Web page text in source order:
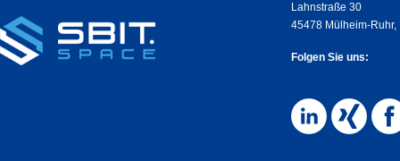
Lahnstraße 30
45478 Mülheim-
Folgen Sie uns: